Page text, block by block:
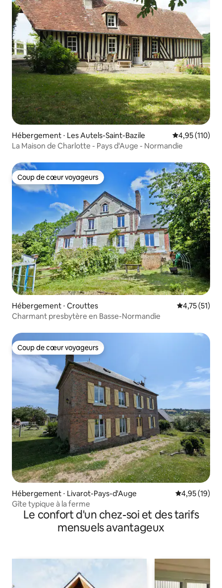
Hébergement ⋅ Les Autels-Saint-Bazile Évaluation
4,95 (110)
La Maison de Charlotte - Pays d'Auge - Normandie
Coup de cœur voyageurs
Coup de cœur voyageurs
Hébergement ⋅ Crouttes Évaluation
4,75 (51)
Charmant presbytère en Basse-Normandie
Coup de cœur voyageurs
Coup de cœur voyageurs
Hébergement ⋅ Livarot-Pays-d'Auge Évaluation
4,95 (19)
Gîte typique à la ferme
Le confort d'un chez-soi et des tarifs
mensuels avantageux